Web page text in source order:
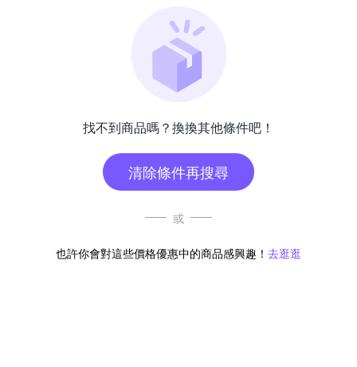
找不到商品嗎？換換其他條件吧！
清除條件再搜尋
或
也許你會對這些價格優惠中的商品感興趣！ 去逛逛